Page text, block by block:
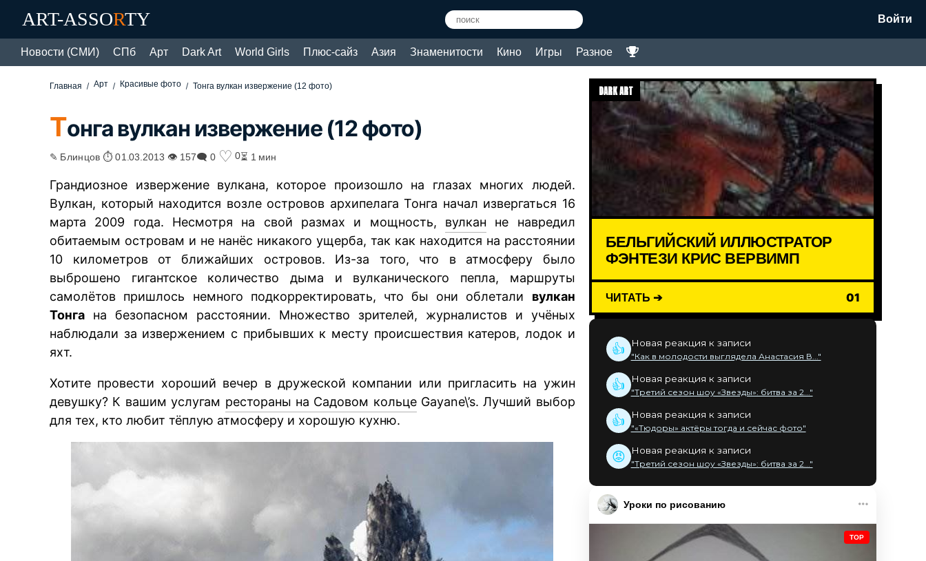
ART-ASSORTY Войти
Новости (СМИ) СПб Арт Dark Art World Girls Плюс-сайз Азия Знаменитости Кино Игры Разное
Главная Арт Красивые фото Тонга вулкан извержение (12 фото)
Тонга вулкан извержение (12 фото)
✎ Блинцов ⏱ 01.03.2013 👁 157🗨 0 ♡ 0⏳ 1 мин
Грандиозное извержение вулкана, которое произошло на глазах многих людей.
Вулкан, который находится возле островов архипелага Тонга начал извергаться 16
марта 2009 года. Несмотря на свой размах и мощность, вулкан не навредил
обитаемым островам и не нанёс никакого ущерба, так как находится на расстоянии
10 километров от ближайших островов. Из-за того, что в атмосферу было
выброшено гигантское количество дыма и вулканического пепла, маршруты
самолётов пришлось немного подкорректировать, что бы они облетали вулкан
Тонга на безопасном расстоянии. Множество зрителей, журналистов и учёных
наблюдали за извержением с прибывших к месту происшествия катеров, лодок и
яхт.
Хотите провести хороший вечер в дружеской компании или пригласить на ужин
девушку? К вашим услугам рестораны на Садовом кольцеGayane\’s. Лучший выбор
для тех, кто любит тёплую атмосферу и хорошую кухню.
DARK ART
БЕЛЬГИЙСКИЙ ИЛЛЮСТРАТОР
ФЭНТЕЗИ КРИС ВЕРВИМП
ЧИТАТЬ ➔ 01
👍 Новая реакция к записи
"Как в молодости выглядела Анастасия В..."
👍 Новая реакция к записи
"Третий сезон шоу «Звезды»: битва за 2..."
👍 Новая реакция к записи
"«Тюдоры» актёры тогда и сейчас фото"
😡 Новая реакция к записи
"Третий сезон шоу «Звезды»: битва за 2..."
Уроки по рисованию
TOP